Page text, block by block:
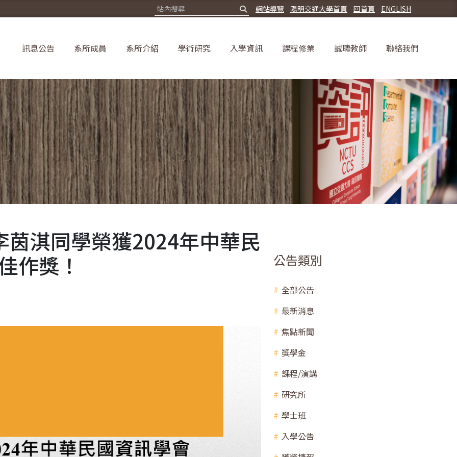
ENGLISH
回首頁
陽明交通大學首頁
網站導覽
訊息公告 系所成員 系所介紹 學術研究 入學資訊 課程修業 誠聘教師 聯絡我們
淇同學榮獲2024年中華民
作獎！
公告類別
全部公告
最新消息
焦點新聞
獎學金
課程/演講
研究所
學士班
入學公告